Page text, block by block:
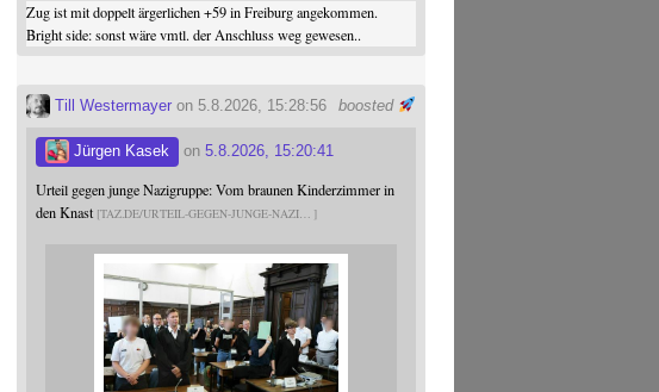
Zug ist mit doppelt ärgerlichen +59 in Freiburg angekommen.
Bright side: sonst wäre vmtl. der Anschluss weg gewesen..
boosted
Till Westermayer on 5.8.2026, 15:28:56
Jürgen Kasek on5.8.2026, 15:20:41
Urteil gegen junge Nazigruppe: Vom braunen Kinderzimmer in
den Knast TAZ.DE/URTEIL-GEGEN-JUNGE-NAZI